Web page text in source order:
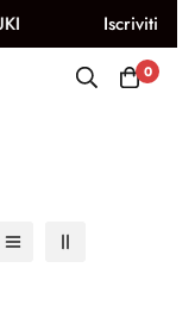
Iscriviti alla
0